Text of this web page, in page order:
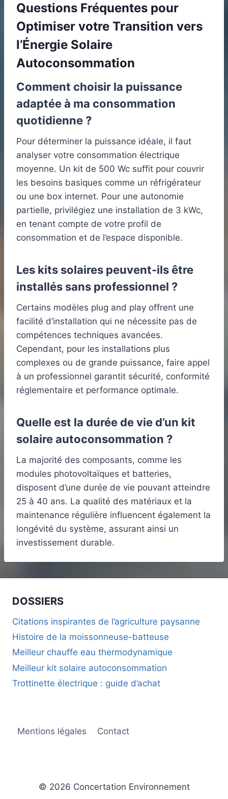
Questions Fréquentes pour
Optimiser votre Transition vers
l’Énergie Solaire
Autoconsommation
Comment choisir la puissance
adaptée à ma consommation
quotidienne ?
Pour déterminer la puissance idéale, il faut
analyser votre consommation électrique
moyenne. Un kit de 500 Wc suffit pour couvrir
les besoins basiques comme un réfrigérateur
ou une box internet. Pour une autonomie
partielle, privilégiez une installation de 3 kWc,
en tenant compte de votre profil de
consommation et de l’espace disponible.
Les kits solaires peuvent-ils être
installés sans professionnel ?
Certains modèles plug and play offrent une
facilité d’installation qui ne nécessite pas de
compétences techniques avancées.
Cependant, pour les installations plus
complexes ou de grande puissance, faire appel
à un professionnel garantit sécurité, conformité
réglementaire et performance optimale.
Quelle est la durée de vie d’un kit
solaire autoconsommation ?
La majorité des composants, comme les
modules photovoltaïques et batteries,
disposent d’une durée de vie pouvant atteindre
25 à 40 ans. La qualité des matériaux et la
maintenance régulière influencent également la
longévité du système, assurant ainsi un
investissement durable.
DOSSIERS
Citations inspirantes de l’agriculture paysanne
Histoire de la moissonneuse-batteuse
Meilleur chauffe eau thermodynamique
Meilleur kit solaire autoconsommation
Trottinette électrique : guide d’achat
Mentions légales Contact
© 2026 Concertation Environnement